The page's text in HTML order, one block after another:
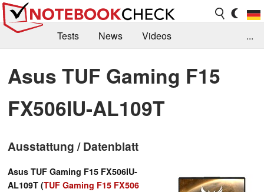
Tests News
Videos
Kaufberatung
Deals Suche
Jobs
Forum
...
Asus TUF Gaming F15
FX506IU-AL109T
Ausstattung / Datenblatt
Asus TUF Gaming F15 FX506IU-
AL109T (TUF Gaming F15 FX506